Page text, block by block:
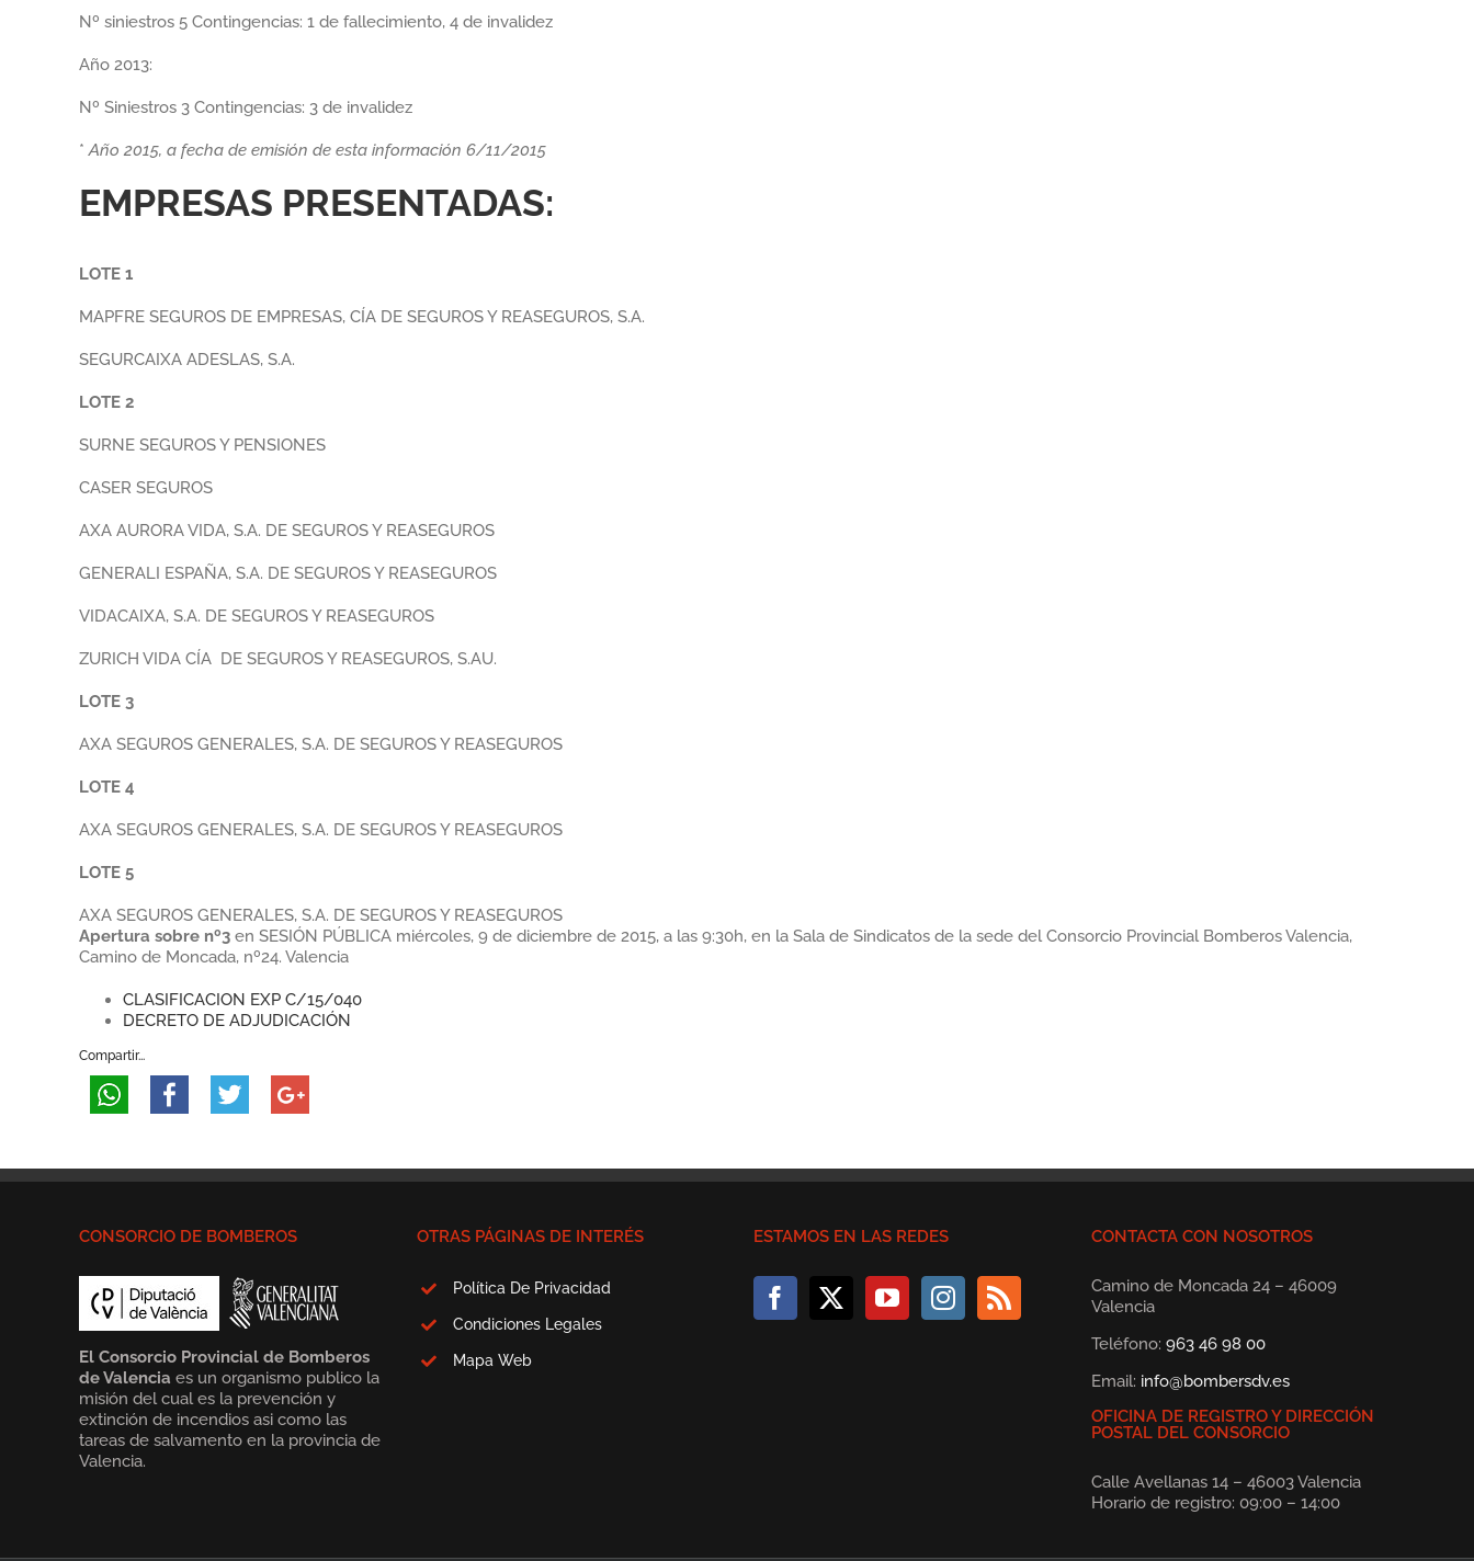
Nº siniestros 5 Contingencias: 1 de fallecimiento, 4 de invalidez
Año 2013:
Nº Siniestros 3 Contingencias: 3 de invalidez
*Año 2015, a fecha de emisión de esta información 6/11/2015
EMPRESAS PRESENTADAS:
LOTE 1
MAPFRE SEGUROS DE EMPRESAS, CÍA DE SEGUROS Y REASEGUROS, S.A.
SEGURCAIXA ADESLAS, S.A.
LOTE 2
SURNE SEGUROS Y PENSIONES
CASER SEGUROS
AXA AURORA VIDA, S.A. DE SEGUROS Y REASEGUROS
GENERALI ESPAÑA, S.A. DE SEGUROS Y REASEGUROS
VIDACAIXA, S.A. DE SEGUROS Y REASEGUROS
ZURICH VIDA CÍA DE SEGUROS Y REASEGUROS, S.AU.
LOTE 3
AXA SEGUROS GENERALES, S.A. DE SEGUROS Y REASEGUROS
LOTE 4
AXA SEGUROS GENERALES, S.A. DE SEGUROS Y REASEGUROS
LOTE 5
AXA SEGUROS GENERALES, S.A. DE SEGUROS Y REASEGUROS
Apertura sobre nº3 en SESIÓN PÚBLICA miércoles, 9 de diciembre de 2015, a las 9:30h, en la Sala de Sindicatos de la sede del Consorcio Provincial Bomberos Valencia,
Camino de Moncada, nº24. Valencia
CLASIFICACION EXP C/15/040
DECRETO DE ADJUDICACIÓN
Compartir...
CONSORCIO DE BOMBEROS
El Consorcio Provincial de Bomberos
de Valencia es un organismo publico la
misión del cual es la prevención y
extinción de incendios asi como las
tareas de salvamento en la provincia de
Valencia.
OTRAS PÁGINAS DE INTERÉS
Política De Privacidad
Condiciones Legales
Mapa Web
ESTAMOS EN LAS REDES CONTACTA CON NOSOTROS
Camino de Moncada 24 – 46009
Valencia
Teléfono: 963 46 98 00
Email: info@bombersdv.es
OFICINA DE REGISTRO Y DIRECCIÓN
POSTAL DEL CONSORCIO
Calle Avellanas 14 – 46003 Valencia
Horario de registro: 09:00 – 14:00